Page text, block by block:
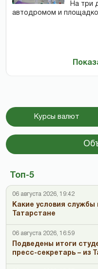
На три
автодромом и
Курсы валют
Топ-5
06 августа 2026, 19:42
Какие условия службы
Татарстане
06 августа 2026, 16:59
Подведены итоги
пресс-секретарь – из